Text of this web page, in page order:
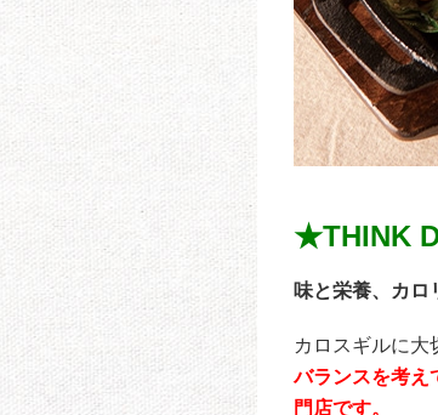
★THINK
味と栄養、カロ
カロスギルに大
バランスを考え
門店です。